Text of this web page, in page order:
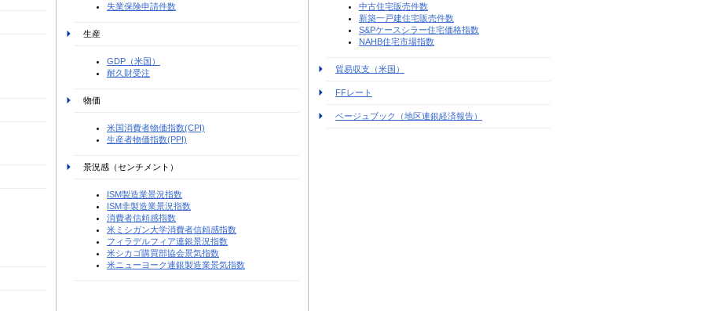
失業保険申請件数
生産
GDP（米国）
耐久財受注
物価
米国消費者物価指数(CPI)
生産者物価指数(PPI)
景況感（センチメント）
ISM製造業景況指数
ISM非製造業景況指数
消費者信頼感指数
米ミシガン大学消費者信頼感指数
フィラデルフィア連銀景況指数
米シカゴ購買部協会景気指数
米ニューヨーク連銀製造業景気指数
中古住宅販売件数
新築一戸建住宅販売件数
S&Pケースシラー住宅価格指数
NAHB住宅市場指数
貿易収支（米国）
FFレート
ベージュブック（地区連銀経済報告）